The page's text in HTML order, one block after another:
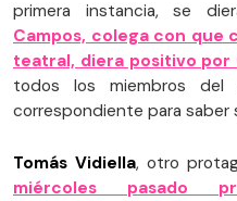
primera instancia, se
Campos, colega con que
teatral, diera positivo por
todos los miembros
correspondiente para saber
Tomás Vidiella, otro
miércoles pasado